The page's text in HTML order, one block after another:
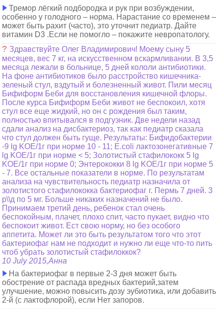
Тремор лёгкий подбородка и рук при возбуждении,
особенно у голодного – норма. Нарастание со временем –
может быть рахит (часто), это уточнит педиатр. Дайте
витамин D3 .Если не помогло – покажите невропатологу.
? Здравствуйте Олег Владимирович! Моему сыну 5
месяцев, вес 7 кг, на искусственном вскармливании. В 3,5
месяца лежали в больнице, 5 дней кололи антибиотики.
На фоне антибиотиков было расстройство кишечника-
зеленый стул, вздутый и болезненный живот. Пили месяц
Бифиформ Беби для восстановления кишечной флоры.
После курса Бифиформ Беби живот не беспокоил, хотя
стул все еще жидкий, но он с рождения был таким,
полностью впитывался в подгузник. Две недели назад
сдали анализ на дисбактериоз, так как педиатр сказала
что стул должен быть гуще. Результаты: Бифидобактерии
-9 lg KOE/1г при норме 10 - 11; E.coli лактозонегативные 7
lg KOE/1г при норме < 5; Золотистый стафилококк 5 lg
KOE/1г при норме 0; Энтерококки 8 lg KOE/1г при норме 5
- 7. Все остальные показатели в норме. По результатам
анализа на чувствительность педиатр назначила от
золотистого стафилококка бактериофаг г. Пермь 7 дней. 3
р\\д по 5 мг. Больше никаких назначений не было.
Принимаем третий день, ребенок стал очень
беспокойным, плачет, плохо спит, часто пукает, видно что
беспокоит живот. Ест свою норму, но без особого
аппетита. Может ли это быть результатом того что этот
бактериофаг нам не подходит и нужно ли еще что-то пить
чтоб убрать золотистый стафилоккок?
10 July 2015,Анна
На бактериофаг в первые 2-3 дня может быть
обострение от распада вредных бактерий,затем
улучшение, можно повысить дозу эубиотика, или добавить
2-й (с лактофлорой), если Нет запоров.